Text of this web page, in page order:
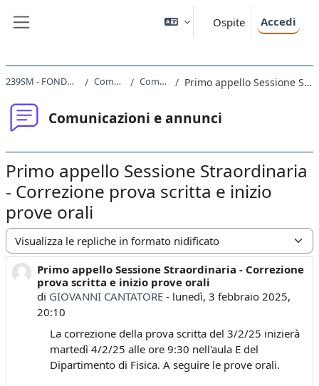
Ospite Accedi
239SM - FONDAMENTI DI ELETTRODINAMICA 2023 Comunicazioni e annunci Comunicazioni e annunci Primo appello Sessione Straordinaria - Correzione prova scritta e inizio prove orali
Comunicazioni e annunci
Primo appello Sessione Straordinaria
- Correzione prova scritta e inizio
prove orali
Modalità visualizzazione
Primo appello Sessione Straordinaria - Correzione
prova scritta e inizio prove orali
di GIOVANNI CANTATORE - lunedì, 3 febbraio 2025,
20:10
Numero di risposte: 0
La correzione della prova scritta del 3/2/25 inizierà
martedì 4/2/25 alle ore 9:30 nell'aula E del
Dipartimento di Fisica. A seguire le prove orali.